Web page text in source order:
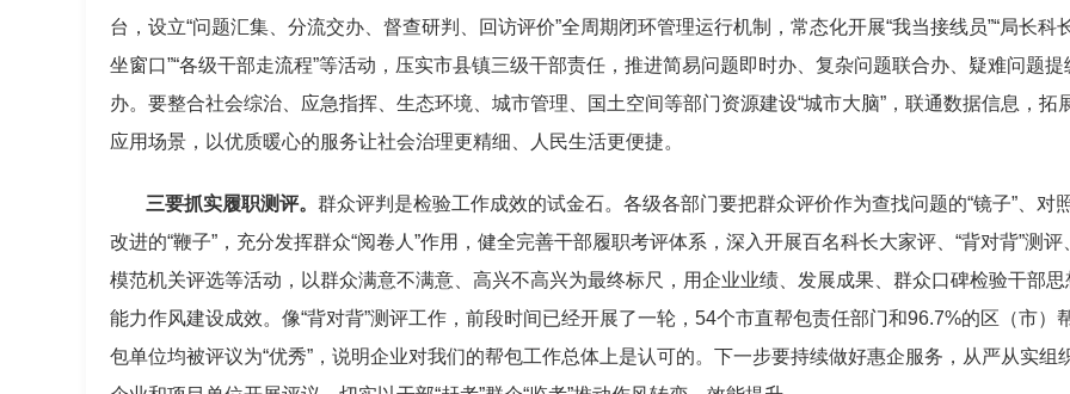
台，设立“问题汇集、分流交办、督查研判、回访评价”全周期闭环管理运行机制，常态化开展“我当接线员”“局长科
坐窗口”“各级干部走流程”等活动，压实市县镇三级干部责任，推进简易问题即时办、复杂问题联合办、疑难问题提
办。要整合社会综治、应急指挥、生态环境、城市管理、国土空间等部门资源建设“城市大脑”，联通数据信息，拓
应用场景，以优质暖心的服务让社会治理更精细、人民生活更便捷。
三要抓实履职测评。 群众评判是检验工作成效的试金石。各级各部门要把群众评价作为查找问题的“镜子”、对
改进的“鞭子”，充分发挥群众“阅卷人”作用，健全完善干部履职考评体系，深入开展百名科长大家评、“背对背”测评
模范机关评选等活动，以群众满意不满意、高兴不高兴为最终标尺，用企业业绩、发展成果、群众口碑检验干部思
能力作风建设成效。像“背对背”测评工作，前段时间已经开展了一轮，54个市直帮包责任部门和96.7%的区（市）
包单位均被评议为“优秀”，说明企业对我们的帮包工作总体上是认可的。下一步要持续做好惠企服务，从严从实组